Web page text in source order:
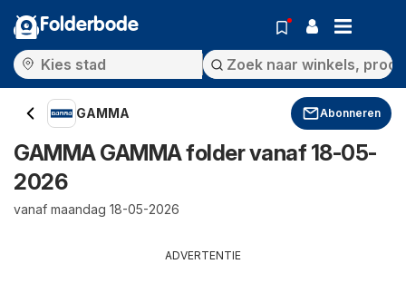
Folderbode
GAMMA Abonneren
GAMMA GAMMA folder vanaf 18-05-
2026
vanaf maandag 18-05-2026
ADVERTENTIE